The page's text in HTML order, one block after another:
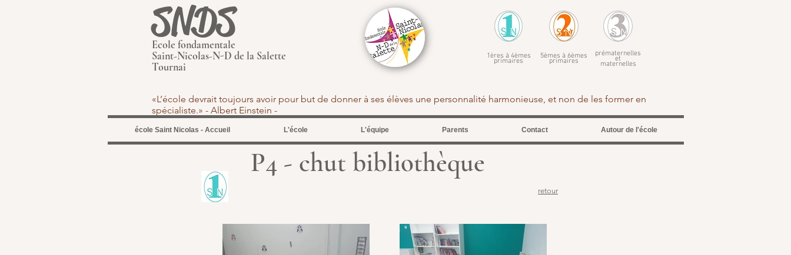
SNDS
Ecole fondamentale
Saint-Nicolas-N-D de la Salette
Tournai
1ères à 4èmes
primaires
5èmes à 6èmes
primaires
prématernelles
et
maternelles
«L’école devrait toujours avoir pour but de donner à ses élèves une personnalité harmonieuse, et non de les former en
spécialiste.» - Albert Einstein -
école Saint Nicolas - Accueil L'école L'équipe Parents Contact Autour de l'école
P4 - chut bibliothèque
retour